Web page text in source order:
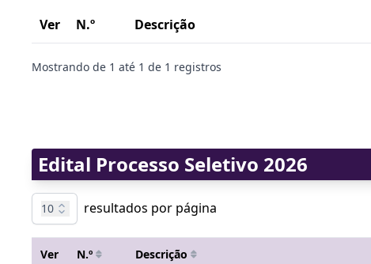
Ver N.º Descrição
Mostrando de 1 até 1 de 1 registros
Edital Processo Seletivo 2026
10 resultados por página
Ver N.º Descrição